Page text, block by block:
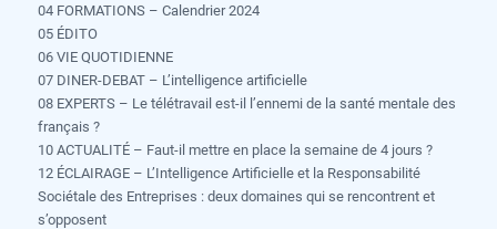
04 FORMATIONS – Calendrier 2024
05 ÉDITO
06 VIE QUOTIDIENNE
07 DINER-DEBAT – L’intelligence artificielle
08 EXPERTS – Le télétravail est-il l’ennemi de la santé mentale des
français ?
10 ACTUALITÉ – Faut-il mettre en place la semaine de 4 jours ?
12 ÉCLAIRAGE – L’Intelligence Artificielle et la Responsabilité
Sociétale des Entreprises : deux domaines qui se rencontrent et
s’opposent